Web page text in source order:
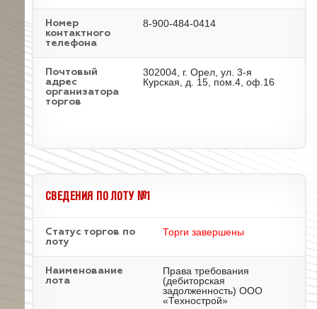
Номер
контактного
телефона
8-900-484-0414
Почтовый
адрес
организатора
торгов
302004, г. Орел, ул. 3-я
Курская, д. 15, пом.4, оф.16
СВЕДЕНИЯ ПО ЛОТУ №1
Статус торгов по
лоту
Торги завершены
Наименование
лота
Права требования
(дебиторская
задолженность) ООО
«Технострой»